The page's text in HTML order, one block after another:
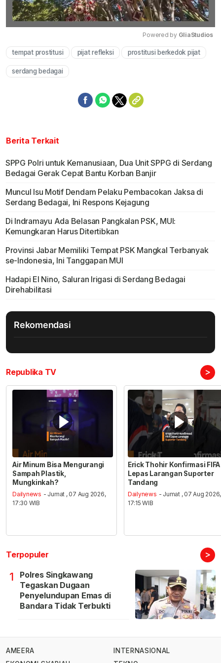
Mute
Powered by GliaStudios
tempat prostitusi pijat refleksi prostitusi berkedok pijat
serdang bedagai
Berita Terkait
SPPG Polri untuk Kemanusiaan, Dua Unit SPPG di Serdang
Bedagai Gerak Cepat Bantu Korban Banjir
Muncul Isu Motif Dendam Pelaku Pembacokan Jaksa di
Serdang Bedagai, Ini Respons Kejagung
Di Indramayu Ada Belasan Pangkalan PSK, MUI:
Kemungkaran Harus Ditertibkan
Provinsi Jabar Memiliki Tempat PSK Mangkal Terbanyak
se-Indonesia, Ini Tanggapan MUI
Hadapi El Nino, Saluran Irigasi di Serdang Bedagai
Direhabilitasi
Rekomendasi
Republika TV >
Air Minum Bisa Mengurangi
Sampah Plastik,
Mungkinkah?
Dailynews - Jumat , 07 Aug 2026,
17:30 WIB
Erick Thohir Konfirmasi FIFA
Lepas Larangan Suporter
Tandang
Dailynews - Jumat , 07 Aug 2026,
17:15 WIB
Terpopuler >
1
Polres Singkawang
Tegaskan Dugaan
Penyelundupan Emas di
Bandara Tidak Terbukti
AMEERA
INTERNASIONAL